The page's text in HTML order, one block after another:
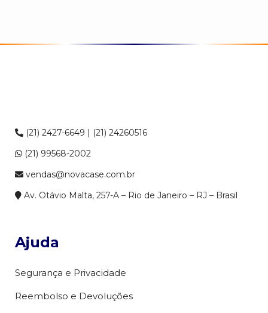
(21) 2427-6649 | (21) 24260516
(21) 99568-2002
vendas@novacase.com.br
Av. Otávio Malta, 257-A – Rio de Janeiro – RJ – Brasil
Ajuda
Segurança e Privacidade
Reembolso e Devoluções